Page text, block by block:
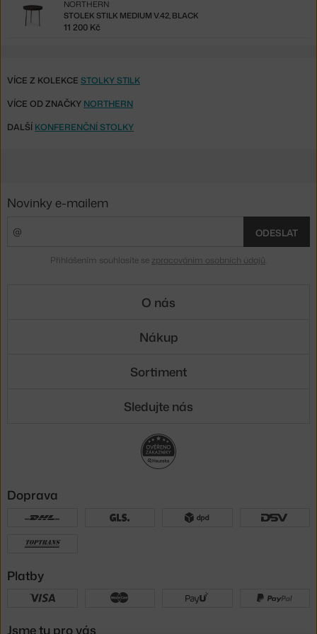
STOLEK STILK MEDIUM V.42, BLACK
NORTHERN
11 200 Kč
VÍCE Z KOLEKCE STOLKY STILK
VÍCE OD ZNAČKY NORTHERN
DALŠÍ KONFERENČNÍ STOLKY
Novinky e-mailem
ODESLAT
Přihlášením souhlasíte se zpracováním osobních údajů
O nás
Nákup
Sortiment
Sledujte nás
Doprava
Platby
Jsme tu pro vás